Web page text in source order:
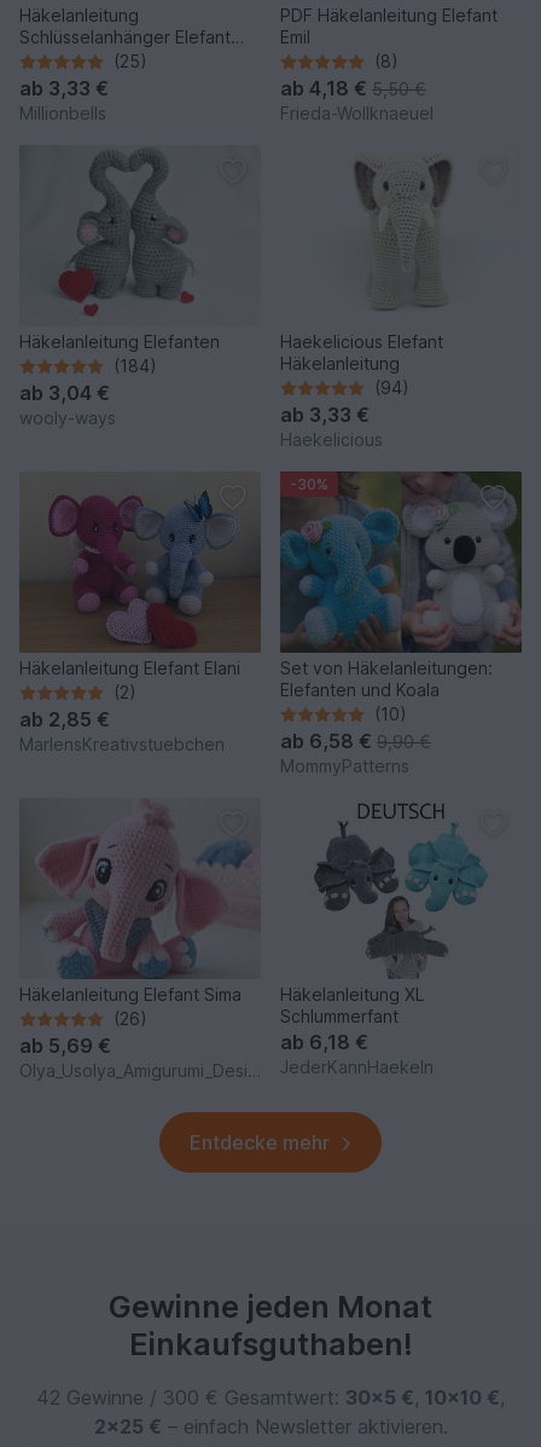
Häkelanleitung
Schlüsselanhänger Elefant
Taschenbäumler Anhänger
Amigurumi
(25)
ab 3,33 €
Millionbells
PDF Häkelanleitung Elefant
Emil
(8)
ab 4,18 € 5,50 €
Frieda-Wollknaeuel
Häkelanleitung Elefanten
(184)
ab 3,04 €
wooly-ways
Haekelicious Elefant
Häkelanleitung
(94)
ab 3,33 €
Haekelicious
Häkelanleitung Elefant Elani
(2)
ab 2,85 €
MarlensKreativstuebchen
-30%
Set von Häkelanleitungen:
Elefanten und Koala
(10)
ab 6,58 € 9,90 €
MommyPatterns
Häkelanleitung Elefant Sima
(26)
ab 5,69 €
Olya_Usolya_Amigurumi_Designer
Häkelanleitung XL
Schlummerfant
ab 6,18 €
JederKannHaekeln
Entdecke mehr
Gewinne jeden Monat
Einkaufsguthaben!
42 Gewinne / 300 € Gesamtwert: 30×5 €, 10×10 €,
2×25 € – einfach Newsletter aktivieren.